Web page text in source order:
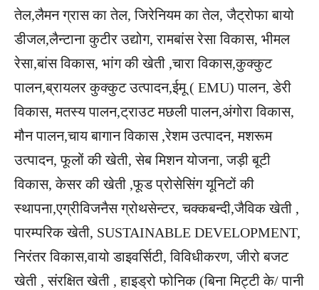
तेल,लैमन ग्रास का तेल, जिरेनियम का तेल, जैट्रोफा बायो
डीजल,लैन्टाना कुटीर उद्योग, रामबांस रेसा विकास, भीमल
रेसा,बांस विकास, भांग की खेती ,चारा विकास,कुक्कुट
पालन,ब्रायलर कुक्कुट उत्पादन,ईमू ( EMU) पालन, डेरी
विकास, मतस्य पालन,ट्राउट मछली पालन,अंगोरा विकास,
मौन पालन,चाय बागान विकास ,रेशम उत्पादन, मशरूम
उत्पादन, फूलों की खेती, सेब मिशन योजना, जड़ी बूटी
विकास, केसर की खेती ,फूड प्रोसेसिंग यूनिटों की
स्थापना,एग्रीविजनैस ग्रोथसेन्टर, चक्कबन्दी,जैविक खेती ,
पारम्परिक खेती, SUSTAINABLE DEVELOPMENT,
निरंतर विकास,वायो डाइवर्सिटी, विविधीकरण, जीरो बजट
खेती , संरक्षित खेती , हाइड्रो फोनिक (बिना मिट्टी के/ पानी